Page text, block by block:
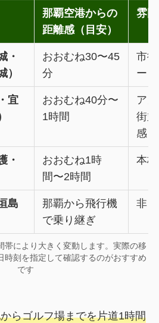
那覇空港からの
距離感（目安）
雰
・
）
おおむね30〜45
分
市
ー
宜
おおむね40分〜
1時間
ア
街
感
・
おおむね1時
間〜2時間
本
島
那覇から飛行機
で乗り継ぎ
非
帯により大きく変動します。実際の移
時刻を指定して確認するのがおすすめ
です
らゴルフ場までを片道1時間